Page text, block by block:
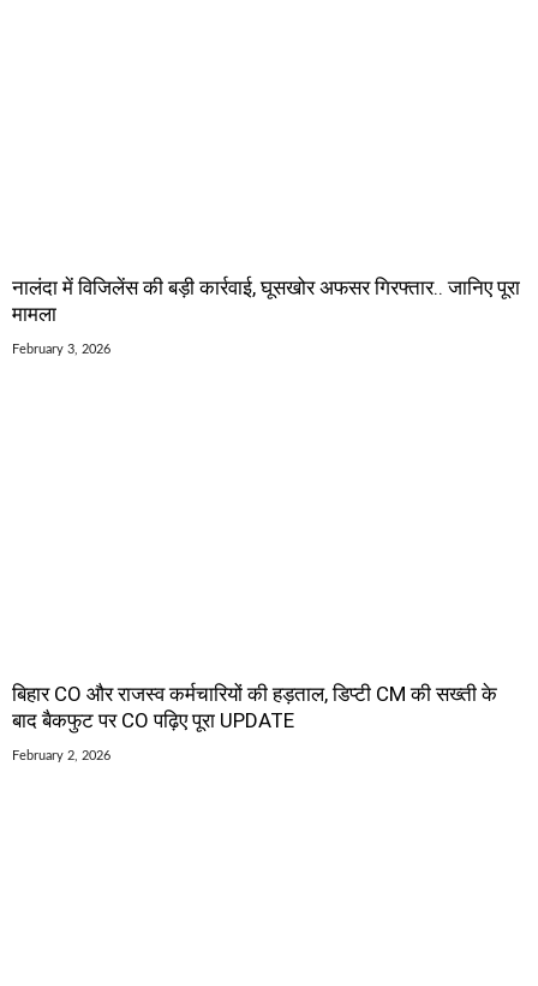
नालंदा में विजिलेंस की बड़ी कार्रवाई, घूसखोर अफसर गिरफ्तार.. जानिए पूरा
मामला
February 3, 2026
बिहार CO और राजस्व कर्मचारियों की हड़ताल, डिप्टी CM की सख्ती के
बाद बैकफुट पर CO पढ़िए पूरा UPDATE
February 2, 2026